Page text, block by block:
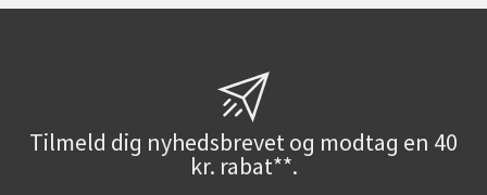
Tilmeld dig nyhedsbrevet og modtag en 40
kr. rabat**.